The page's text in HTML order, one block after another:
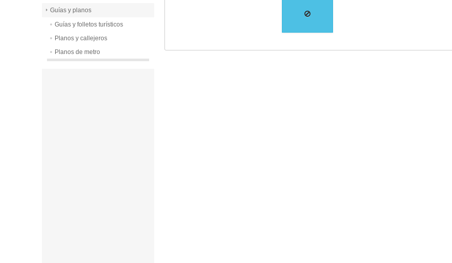
Guías y planos
Guías y folletos turísticos
Planos y callejeros
Planos de metro